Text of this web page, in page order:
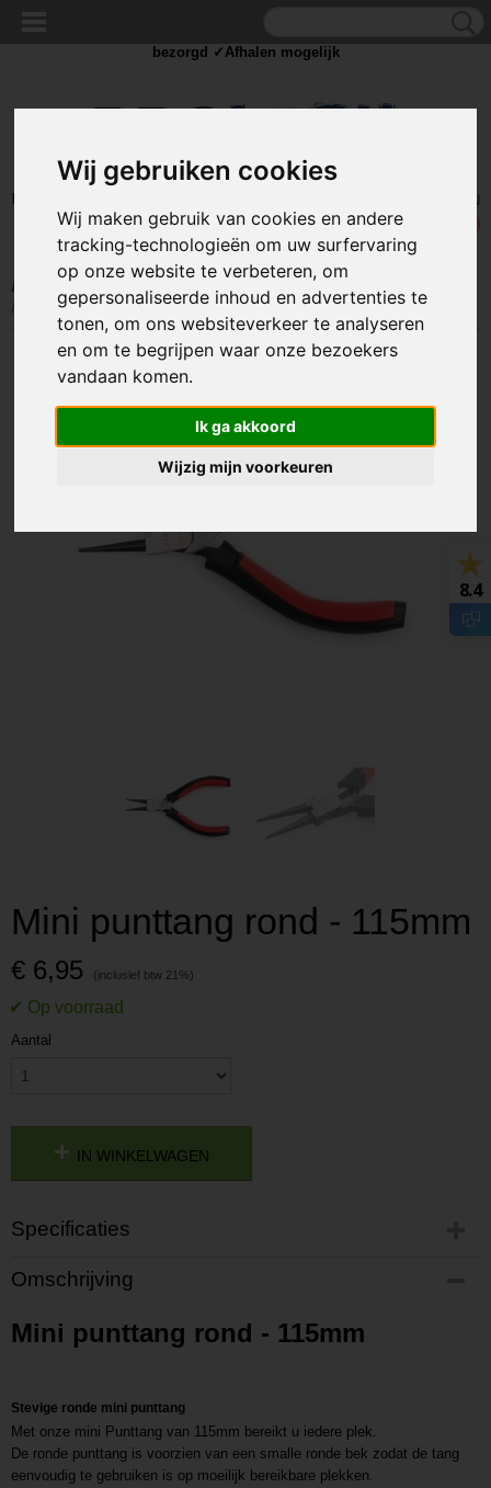
Wij gebruiken cookies
Wij maken gebruik van cookies en andere
tracking-technologieën om uw surfervaring
op onze website te verbeteren, om
gepersonaliseerde inhoud en advertenties te
tonen, om ons websiteverkeer te analyseren
en om te begrijpen waar onze bezoekers
vandaan komen.
Ik ga akkoord
Wijzig mijn voorkeuren
Inloggen
UW WINKELWAGEN
Geen producten
(0)
Home > GEREEDSCHAP > Tangen> Punttang / gebogen punttang
Mini punttang rond - 115mm
Mini punttang rond - 115mm
€ 6,95
Aantal
IN WINKELWAGEN
Specificaties
Productcode
P201812211140
L201812211140
Omschrijving
Mini punttang rond - 115mm
Stevige ronde mini punttang
Met onze mini Punttang van 115mm bereikt u iedere plek.
De ronde punttang is voorzien van een smalle ronde bek zodat de tang
eenvoudig te gebruiken is op moeilijk bereikbare plekken.
bezorgd ✓Afhalen mogelijk
8.4